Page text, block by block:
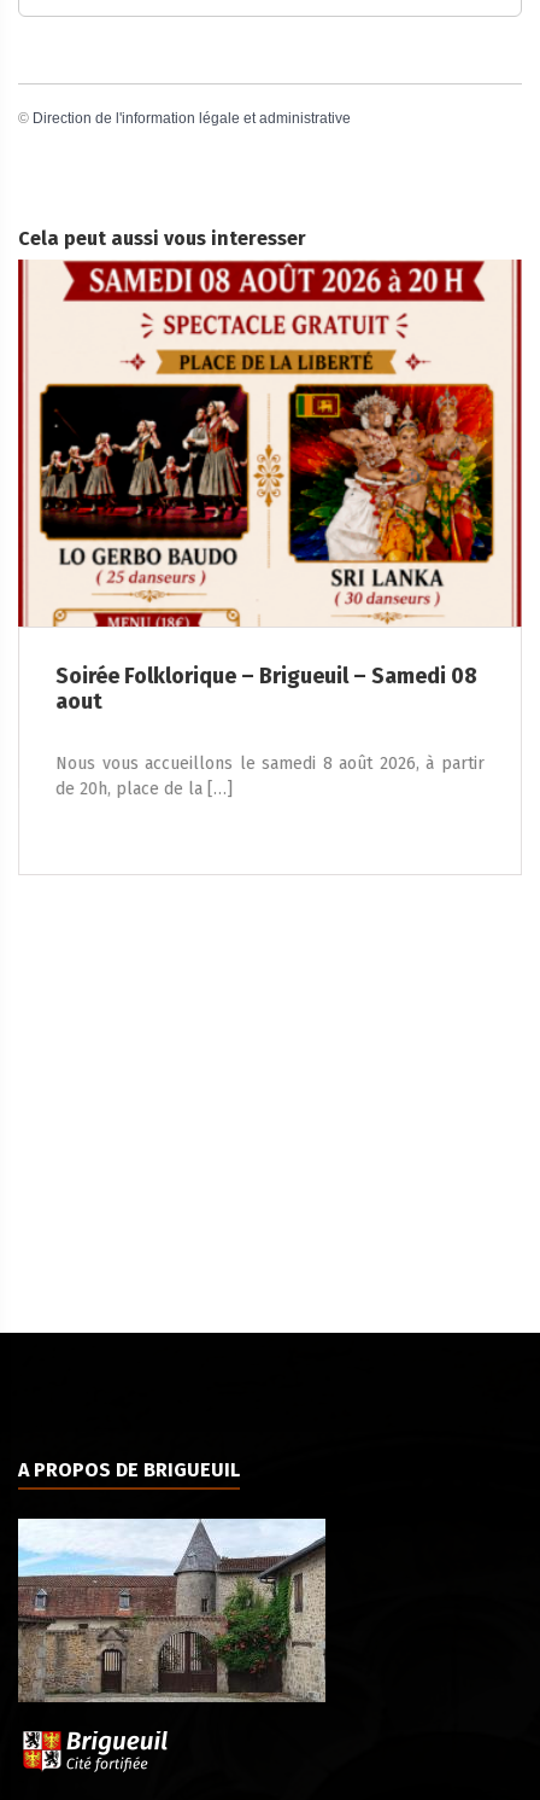
© Direction de l'information légale et administrative
Cela peut aussi vous interesser
Soirée Folklorique – Brigueuil – Samedi 08
aout
Nous vous accueillons le samedi 8 août 2026, à partir
de 20h, place de la […]
A PROPOS DE BRIGUEUIL